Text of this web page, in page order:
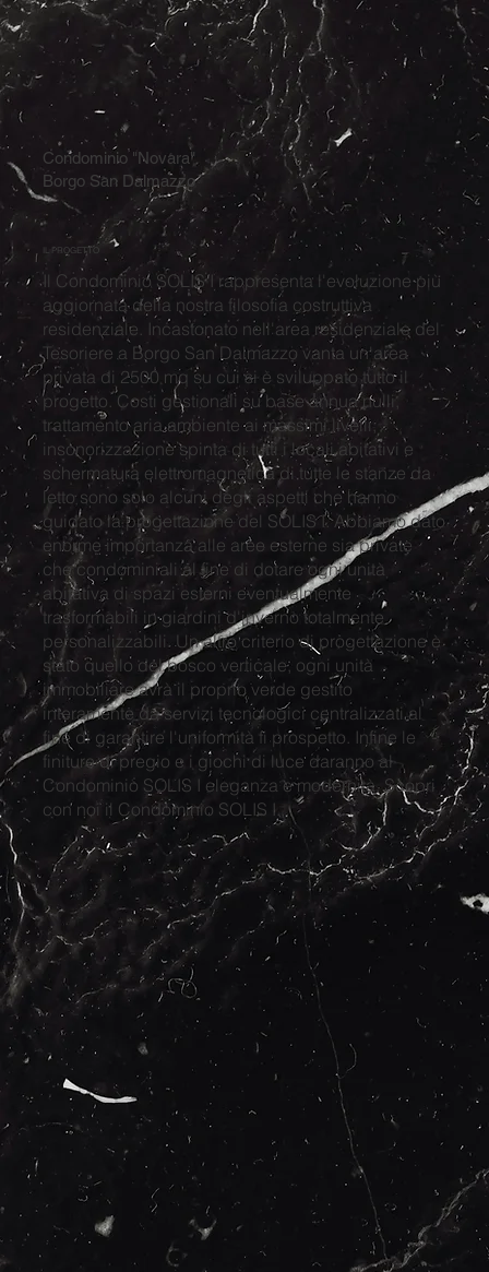
Condominio "Novara"
Borgo San Dalmazzo
IL PROGETTO
Il Condominio SOLIS I rappresenta l'evoluzione più
aggiornata della nostra filosofia costruttiva
residenziale. Incastonato nell'area residenziale del
Tesoriere a Borgo San Dalmazzo vanta un'area
privata di 2500 mq su cui si è sviluppato tutto il
progetto. Costi gestionali su base annua nulli,
trattamento aria ambiente ai massimi livelli,
insonorizzazione spinta di tutti i locali abitativi e
schermatura elettromagnetica di tutte le stanze da
letto sono solo alcuni degli aspetti che hanno
guidato la progettazione del SOLIS I. Abbiamo dato
enorme importanza alle aree esterne sia private
che condominiali al fine di dotare ogni unità
abitativa di spazi esterni eventualmente
trasformabili in giardini d'inverno totalmente
personalizzabili. Un altro criterio di progettazione è
stato quello del bosco verticale, ogni unità
immobiliare avrà il proprio verde gestito
interamente da servizi tecnologici centralizzati al
fine di garantire l'uniformità fi prospetto. Infine le
finiture di pregio e i giochi di luce daranno al
Condominio SOLIS I eleganza e modernità. Scopri
con noi il Condominio SOLIS I...